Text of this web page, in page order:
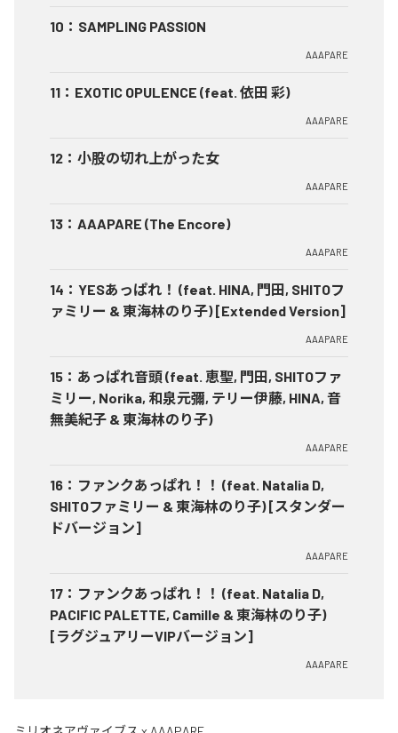
10 ： SAMPLING PASSION
AAAPARE
11 ： EXOTIC OPULENCE (feat. 依田 彩)
AAAPARE
12 ： 小股の切れ上がった女
AAAPARE
13 ： AAAPARE (The Encore)
AAAPARE
14 ： YESあっぱれ！ (feat. HINA, 門田, SHITOフ
ァミリー & 東海林のり子) [Extended Version]
AAAPARE
15 ： あっぱれ音頭 (feat. 恵聖, 門田, SHITOファ
ミリー, Norika, 和泉元彌, テリー伊藤, HINA, 音
無美紀子 & 東海林のり子)
AAAPARE
16 ： ファンクあっぱれ！！ (feat. Natalia D,
SHITOファミリー & 東海林のり子) [スタンダー
ドバージョン]
AAAPARE
17 ： ファンクあっぱれ！！ (feat. Natalia D,
PACIFIC PALETTE, Camille & 東海林のり子)
[ラグジュアリーVIPバージョン]
AAAPARE